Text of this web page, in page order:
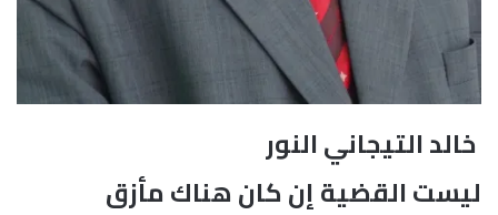
خالد التيجاني النور
ليست القضية إن كان هناك مأزق